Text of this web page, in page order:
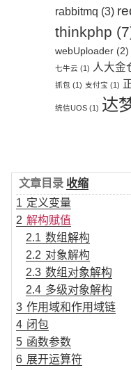
rabbitmq (3)
thinkphp
webUploader (2)
七牛云 (1) 人大金
抓包 (1) 支付宝 (1)
统信UOS (1) 达
文章目录 收缩
1 定义变量
2 解构赋值
2.1 数组解构
2.2 对象解构
2.3 数组对象解构
2.4 多级对象解构
3 作用域和作用域链
4 闭包
5 函数参数
6 展开运算符